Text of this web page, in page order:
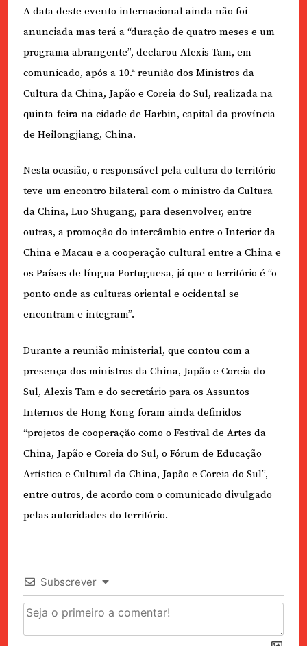
A data deste evento internacional ainda não foi
anunciada mas terá a “duração de quatro meses e um
programa abrangente”, declarou Alexis Tam, em
comunicado, após a 10.ª reunião dos Ministros da
Cultura da China, Japão e Coreia do Sul, realizada na
quinta-feira na cidade de Harbin, capital da província
de Heilongjiang, China.
Nesta ocasião, o responsável pela cultura do território
teve um encontro bilateral com o ministro da Cultura
da China, Luo Shugang, para desenvolver, entre
outras, a promoção do intercâmbio entre o Interior da
China e Macau e a cooperação cultural entre a China e
os Países de língua Portuguesa, já que o território é “o
ponto onde as culturas oriental e ocidental se
encontram e integram”.
Durante a reunião ministerial, que contou com a
presença dos ministros da China, Japão e Coreia do
Sul, Alexis Tam e do secretário para os Assuntos
Internos de Hong Kong foram ainda definidos
“projetos de cooperação como o Festival de Artes da
China, Japão e Coreia do Sul, o Fórum de Educação
Artística e Cultural da China, Japão e Coreia do Sul”,
entre outros, de acordo com o comunicado divulgado
pelas autoridades do território.
Subscrever